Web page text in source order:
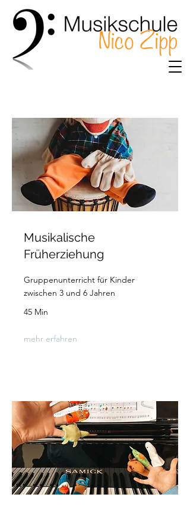
Musikalische
Früherziehung
Gruppenunterricht für Kinder
zwischen 3 und 6 Jahren
45 Min
mehr erfahren